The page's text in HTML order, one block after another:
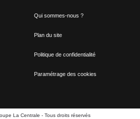
Qui sommes-nous ?
Plan du site
Politique de confidentialité
Paramétrage des cookies
La Centrale - Tous droits réservés